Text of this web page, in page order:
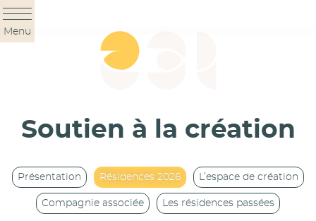
Panneau de gestion des cookies
Menu
Soutien à la création
Présentation Résidences 2026 L’espace de création
Compagnie associée Les résidences passées